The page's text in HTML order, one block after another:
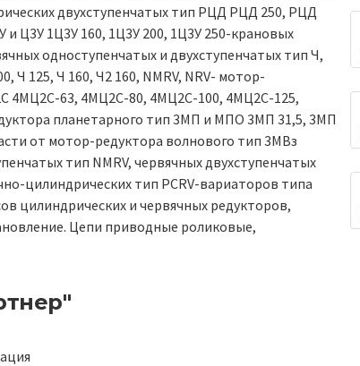
двухступенчатых тип РЦД РЦД 250, РЦД
Ц3У 1Ц3У 160, 1Ц3У 200, 1Ц3У 250-крановых
одноступенчатых и двухступенчатых тип Ч,
Ч 125, Ч 160, Ч2 160, NMRV, NRV- мотор-
4МЦ2С-63, 4МЦ2С-80, 4МЦ2С-100, 4МЦ2С-125,
планетарного тип 3МП и МПО 3МП 31,5, 3МП
от мотор-редуктора волнового тип 3МВз
тип NMRV, червячных двухступенчатых
цилиндрических тип PCRV-вариаторов типа
цилиндрических и червячных редукторов,
Цепи приводные роликовые,